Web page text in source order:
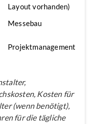
Layout vorhanden)
Messebau
Projektmanagement
Kosten für
(wenn benötigt),
für die tägliche